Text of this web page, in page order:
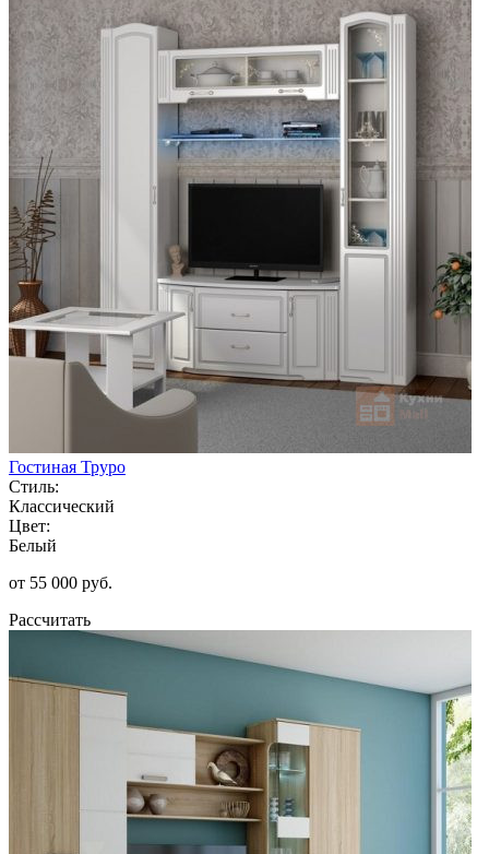
Гостиная Труро
Стиль:
Классический
Цвет:
Белый
от 55 000 руб.
Рассчитать